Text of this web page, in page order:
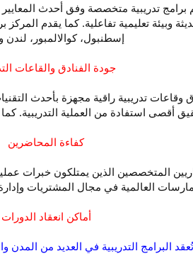
برامج تدريبية متخصصة وفق أحدث
وبيئة تعليمية تفاعلية. كما يقدم
إسطنبول، كوالالمبور، لندن
جودة الفنادق والقاعات
تدريبية راقية مجهزة بأحدث
أقصى استفادة من العملية التدريبية. كما
كفاءة المحاضرين
المتخصصين الذين يمتلكون خبرات
العالمية في مجال المشتريات
أماكن انعقاد الدورات
تُعقد البرامج التدريبية في العديد من المدن